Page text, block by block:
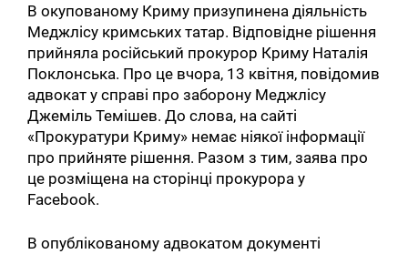
В окупованому Криму призупинена діяльність
Меджлісу кримських татар. Відповідне рішення
прийняла російський прокурор Криму Наталія
Поклонська. Про це вчора, 13 квітня, повідомив
адвокат у справі про заборону Меджлісу
Джеміль Темішев. До слова, на сайті
«Прокуратури Криму» немає ніякої інформації
про прийняте рішення. Разом з тим, заява про
це розміщена на сторінці прокурора у
Facebook.
В опублікованому адвокатом документі